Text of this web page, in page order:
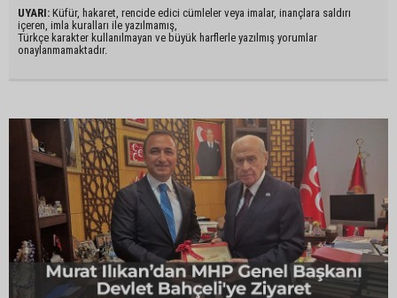
UYARI: Küfür, hakaret, rencide edici cümleler veya imalar, inançlara saldırı
içeren, imla kuralları ile yazılmamış,
Türkçe karakter kullanılmayan ve büyük harflerle yazılmış yorumlar
onaylanmamaktadır.